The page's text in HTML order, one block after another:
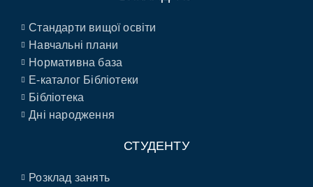
Стандарти вищої освіти
Навчальні плани
Нормативна база
E-каталог Бібліотеки
Бібліотека
Дні народження
СТУДЕНТУ
Розклад занять